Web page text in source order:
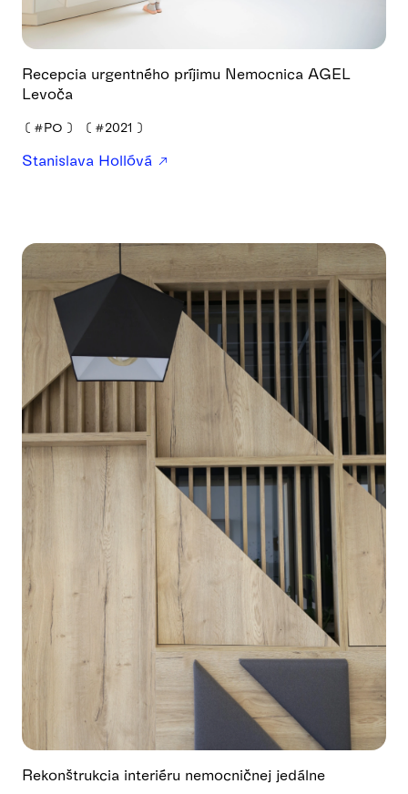
Recepcia urgentného príjimu Nemocnica AGEL
Levoča
❪ #PO ❫ ❪ #2021 ❫
Stanislava Hollóvá
Rekonštrukcia interiéru nemocničnej jedálne